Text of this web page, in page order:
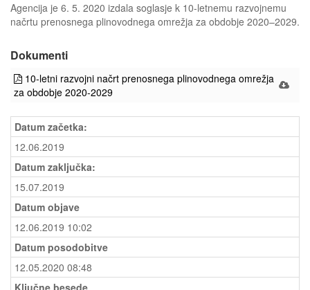
Agencija je 6. 5. 2020 izdala soglasje k 10-letnemu razvojnemu
načrtu prenosnega plinovodnega omrežja za obdobje 2020–2029.
Dokumenti
10-letni razvojni načrt prenosnega plinovodnega omrežja
za obdobje 2020-2029
Datum začetka:
12.06.2019
Datum zaključka:
15.07.2019
Datum objave
12.06.2019 10:02
Datum posodobitve
12.05.2020 08:48
Ključne besede